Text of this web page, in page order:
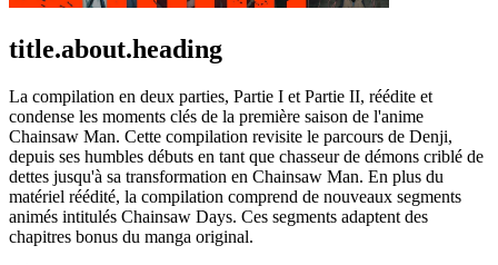
title.about.heading
La compilation en deux parties, Partie I et Partie II, réédite et
condense les moments clés de la première saison de l'anime
Chainsaw Man. Cette compilation revisite le parcours de Denji,
depuis ses humbles débuts en tant que chasseur de démons criblé de
dettes jusqu'à sa transformation en Chainsaw Man. En plus du
matériel réédité, la compilation comprend de nouveaux segments
animés intitulés Chainsaw Days. Ces segments adaptent des
chapitres bonus du manga original.